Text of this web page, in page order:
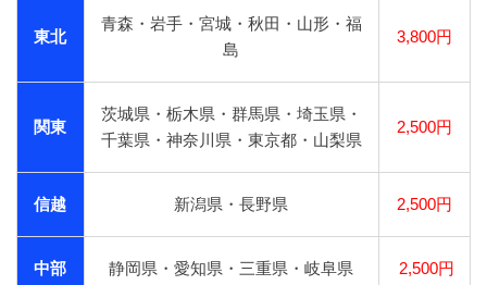
東北
青森・岩手・宮城・秋田・山形・福
島
3,800円
関東
茨城県・栃木県・群馬県・埼玉県・
千葉県・神奈川県・東京都・山梨県
2,500円
信越 新潟県・長野県 2,500円
中部 静岡県・愛知県・三重県・岐阜県 2,500円